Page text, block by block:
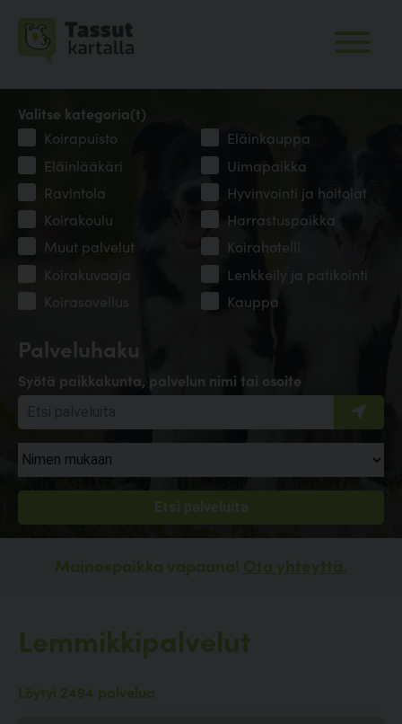
Palveluhaku
Syötä paikkakunta, palvelun nimi tai osoite
Valitse kategoria(t)
Koirapuisto
Eläinkauppa
Eläinlääkäri
Uimapaikka
Ravintola
Hyvinvointi ja hoitolat
Koirakoulu
Harrastuspaikka
Muut palvelut
Koirahotelli
Koirakuvaaja
Lenkkeily ja patikointi
Koirasovellus
Kauppa
Mainospaikka vapaana! Ota yhteyttä.
Lemmikkipalvelut
Löytyi 2494 palvelua